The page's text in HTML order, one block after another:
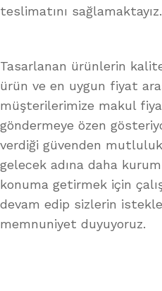
teslimatını sağlamaktayız.
Tasarlanan ürünlerin
ürün ve en uygun fiyat
müşterilerimize makul
göndermeye özen
verdiği güvenden
gelecek adına daha
konuma getirmek için
devam edip sizlerin
memnuniyet duyuyoruz.